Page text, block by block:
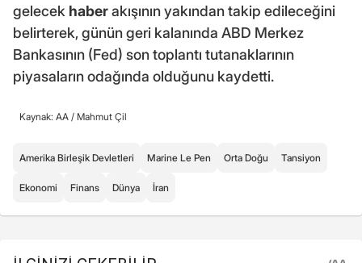
gelecek haberakışının yakından takip edileceğini
belirterek, günün geri kalanında ABD Merkez
Bankasının (Fed) son toplantı tutanaklarının
piyasaların odağında olduğunu kaydetti.
Kaynak: AA / Mahmut Çil
Amerika Birleşik Devletleri Marine Le Pen Orta Doğu Tansiyon
Ekonomi Finans Dünya İran